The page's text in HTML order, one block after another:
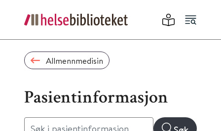
Allmennmedisin
Pasientinformasjon